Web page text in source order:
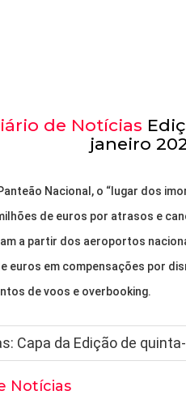
de Notícias
janeiro
Nacional, o “lugar dos
de euros por atrasos e
a partir dos aeroportos
euros em compensações por
de voos e overbooking.
Notícias